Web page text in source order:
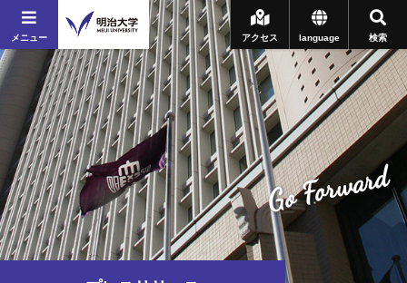
メニュー 検索
language
アクセス
Go Forward